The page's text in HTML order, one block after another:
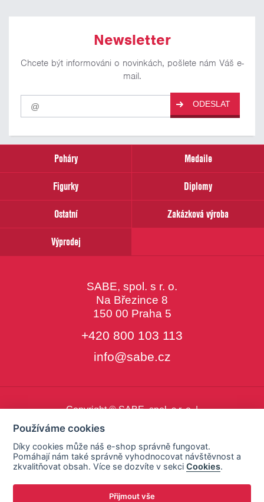
Newsletter
Chcete být informováni o novinkách, pošlete nám Váš e-
mail.
Pro
odběr
našich
email
ODESLAT
Poháry
Medaile
Figurky
Diplomy
Ostatní
Zakázková výroba
Výprodej
SABE, spol. s r. o.
Na Březince 8
150 00 Praha 5
+420 800 103 113
info@sabe.cz
Copyright © SABE, spol. s r. o. |
Používáme cookies
Díky cookies může náš e-shop správně fungovat.
Pomáhají nám také správně vyhodnocovat návštěvnost a
zkvalitňovat obsah. Více se dozvíte v sekciCookies.
Přijmout vše